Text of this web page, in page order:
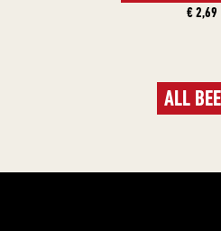
€ 2,69
ALL